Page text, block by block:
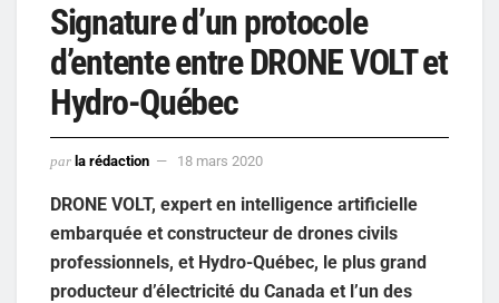
Signature d’un protocole
d’entente entre DRONE VOLT et
Hydro-Québec
par la rédaction 18 mars 2020
DRONE VOLT, expert en intelligence artificielle
embarquée et constructeur de drones civils
professionnels, et Hydro-Québec, le plus grand
producteur d’électricité du Canada et l’un des